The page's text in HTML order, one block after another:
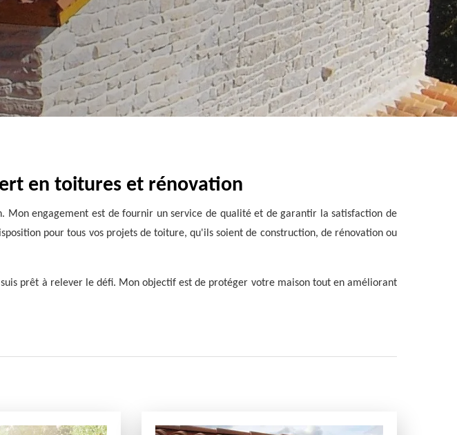
en toitures et rénovation
engagement est de fournir un service de qualité et de garantir la satisfaction de
pour tous vos projets de toiture, qu'ils soient de construction, de rénovation ou
prêt à relever le défi. Mon objectif est de protéger votre maison tout en améliorant